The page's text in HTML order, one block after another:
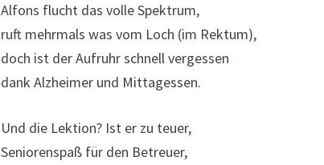
Alfons flucht das volle Spektrum,
ruft mehrmals was vom Loch (im Rektum),
doch ist der Aufruhr schnell vergessen
dank Alzheimer und Mittagessen.
Und die Lektion? Ist er zu teuer,
Seniorenspaß für den Betreuer,